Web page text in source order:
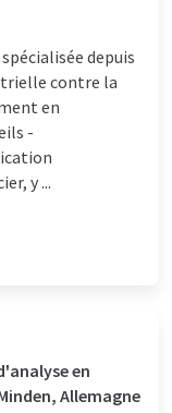
depuis
contre la
en
-
y ...
en
Allemagne